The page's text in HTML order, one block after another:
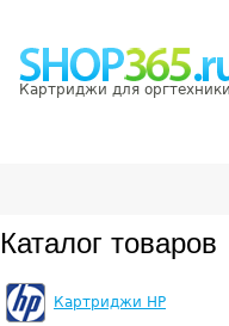
Картриджи для оргтехники
Каталог товаров
Картриджи HP